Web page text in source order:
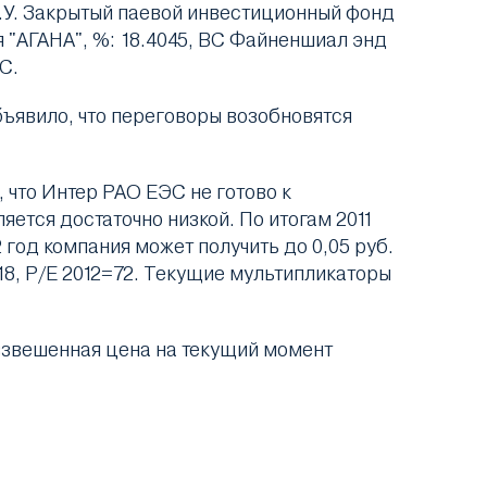
Закрытый паевой инвестиционный фонд
%: 18.4045, ВС Файненшиал энд
что переговоры возобновятся
что Интер РАО ЕЭС не готово к
достаточно низкой. По итогам 2011
компания может получить до 0,05 руб.
P/E 2012=72. Текущие мультипликаторы
цена на текущий момент